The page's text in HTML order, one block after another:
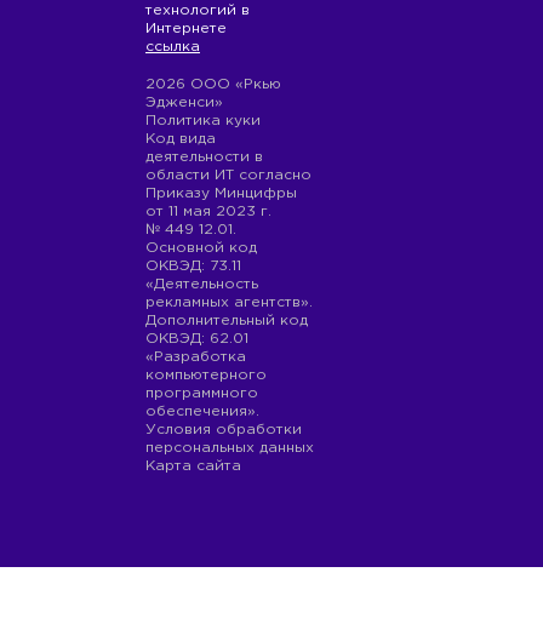
технологий в
Интернете
ссылка
2026 ООО «Ркью
Эдженси»
Политика куки
Код вида
деятельности в
области ИТ согласно
Приказу Минцифры
от 11 мая 2023 г.
№ 449 12.01.
Основной код
ОКВЭД: 73.11
«Деятельность
рекламных агентств».
Дополнительный код
ОКВЭД: 62.01
«Разработка
компьютерного
программного
обеспечения».
Условия обработки
персональных данных
Карта сайта